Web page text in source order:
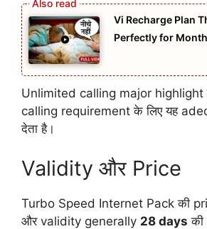
Vi Recharge Plan
Perfectly for
Unlimited calling major highlight
calling requirement के लिए यह
देता है।
Validity और Price
Turbo Speed Internet Pack की
और validity generally 28 days की